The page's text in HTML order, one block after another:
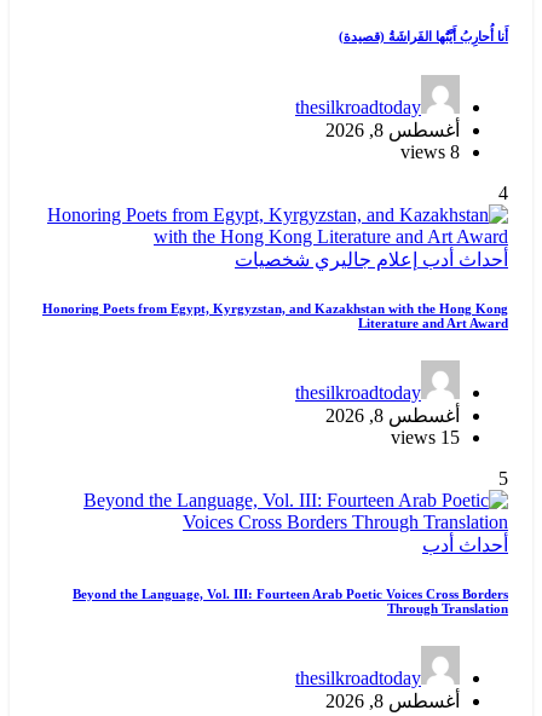
أَنا أُحارِبُ أَيَّتُها الفَراشَةُ (قصيدة)
thesilkroadtoday
أغسطس 8, 2026
8 views
4
أحداث أدب إعلام جاليري شخصيات
Honoring Poets from Egypt, Kyrgyzstan, and Kazakhstan with the Hong Kong
Literature and Art Award
thesilkroadtoday
أغسطس 8, 2026
15 views
5
أحداث أدب
Beyond the Language, Vol. III: Fourteen Arab Poetic Voices Cross Borders
Through Translation
thesilkroadtoday
أغسطس 8, 2026